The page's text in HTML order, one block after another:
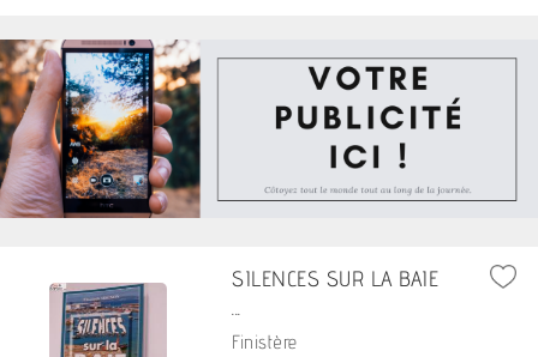
SILENCES SUR LA BAIE
...
Finistère